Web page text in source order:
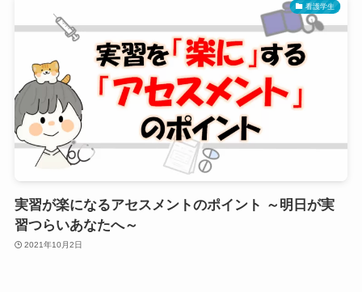
看護学生
実習が楽になるアセスメントのポイント ～明日が実
習つらいあなたへ～
2021年10月2日